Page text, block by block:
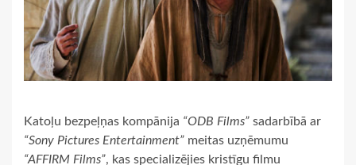
Katoļu bezpeļņas kompānija “ODB Films” sadarbībā ar
“Sony Pictures Entertainment” meitas uzņēmumu
“AFFIRM Films”, kas specializējies kristīgu filmu